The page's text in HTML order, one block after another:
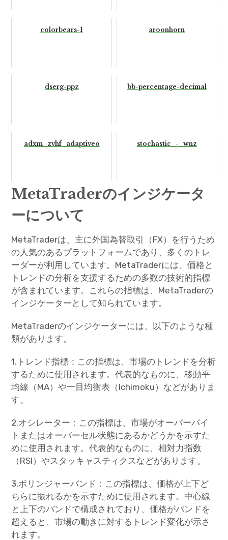
colorbears-1 aroonhorn
dserg-ppz bb-percentage-decimal
adxm_zvhf_adaptiveo stochastic_-_wnz
MetaTraderのインジケータ
ーについて
MetaTraderは、主に外国為替取引（FX）を行うため
の人気のあるプラットフォームであり、多くのトレ
ーダーが利用しています。MetaTraderには、価格と
トレンドの分析を支援するための多数の技術的指標
が含まれています。これらの指標は、MetaTraderの
インジケーターとして知られています。
MetaTraderのインジケーターには、以下のような種
類があります。
1.トレンド指標：この指標は、市場のトレンドを分析
するために使用されます。代表的なものに、移動平
均線（MA）や一目均衡表（Ichimoku）などがありま
す。
2.オシレーター：この指標は、市場がオーバーバイ
トまたはオーバーセル状態にあるかどうかを示すた
めに使用されます。代表的なものに、相対力指数
（RSI）やスタッキャスティクスなどがあります。
3.ボリンジャーバンド：この指標は、価格が上下ど
ちらに振れるかを示すために使用されます。中心線
と上下のバンドで構成されており、価格がバンドを
超えると、市場の動きに対するトレンド変化が示さ
れます。